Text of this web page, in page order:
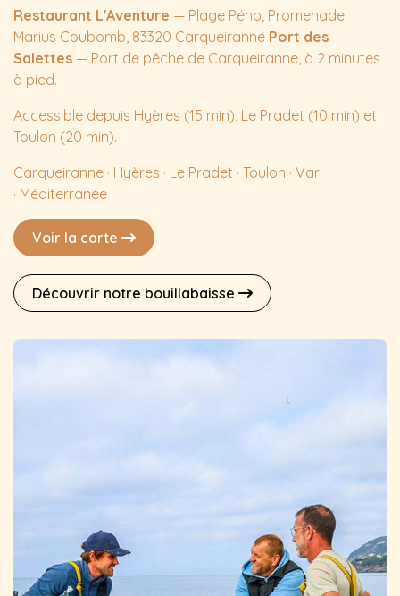
Restaurant L'Aventure — Plage Péno, Promenade
Marius Coubomb, 83320 Carqueiranne Port des
Salettes — Port de pêche de Carqueiranne, à 2 minutes
à pied.
Accessible depuis Hyères (15 min), Le Pradet (10 min) et
Toulon (20 min).
Carqueiranne · Hyères · Le Pradet · Toulon · Var
· Méditerranée
Voir la carte
Découvrir notre bouillabaisse